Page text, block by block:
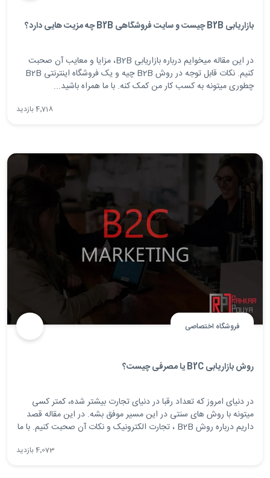
بازاریابی B2B چیست و سایت فروشگاهی B2B چه مزیت هایی دارد؟
در این مقاله میخوایم درباره بازاریابی B2B، مزایا و معایب آن صحبت
کنیم. نکات قابل توجه در روش B2B چیه و یک فروشگاه اینترنتی B2B
چطوری میتونه به کسب کار من کمک کنه. با ما همراه باشید...
4٬718 بازدید
فروشگاه اختصاصی
روش بازاریابی B2C یا مصرفی چیست؟
در دنیای امروز که تعداد رقبا در دنیای تجارت بیشتر شده، کمتر کسی
میتونه با روش های سنتی در این مسیر موفق بشه. در این مقاله قصد
داریم درباره روش B2B ، تجارت الکترونیک و نکات آن صحبت کنیم. با ما
4٬073 بازدید